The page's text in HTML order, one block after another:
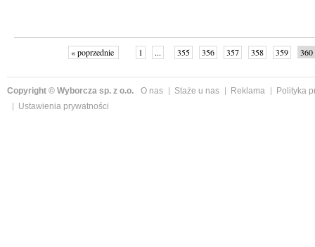
« poprzednie 1 ... 355 356 357 358 359 360
Copyright © Wyborcza sp. z o.o. O nas Staże u nas Reklama
Polityka
Ustawienia prywatności